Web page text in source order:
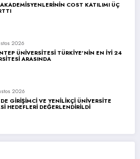
COST KATILIMI ÜÇ
2026
ÜNİVERSİTESİ TÜRKİYE’NİN EN İYİ 24
ARASINDA
2026
GİRİŞİMCİ VE YENİLİKÇİ ÜNİVERSİTE
HEDEFLERİ DEĞERLENDİRİLDİ